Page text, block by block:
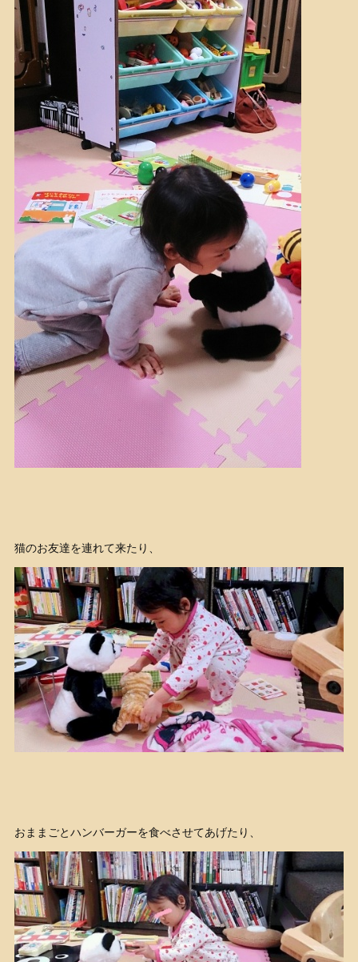
猫のお友達を連れて来たり、
おままごとハンバーガーを食べさせてあげたり、